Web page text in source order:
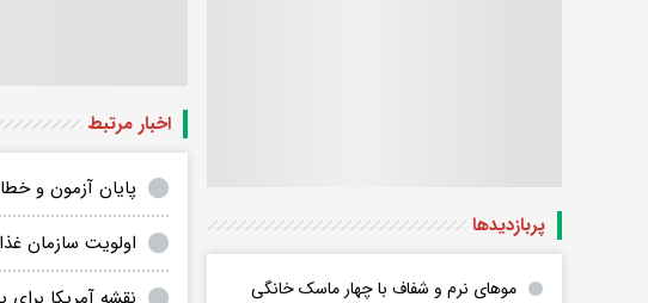
اخبار مرتبط
پایان آزمون و
اولویت سازمان
پربازدید‌ها
موهای نرم و شفاف با چهار ماسک خانگی